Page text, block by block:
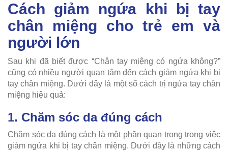
Cách giảm ngứa khi bị tay
chân miệng cho trẻ em và
người lớn
Sau khi đã biết được “Chân tay miệng có ngứa không?”
cũng có nhiều người quan tâm đến cách giảm ngứa khi bị
tay chân miệng. Dưới đây là một số cách trị ngứa tay chân
miệng hiệu quả:
1. Chăm sóc da đúng cách
Chăm sóc da đúng cách là một phần quan trọng trong việc
giảm ngứa khi bị tay chân miệng. Dưới đây là những cách